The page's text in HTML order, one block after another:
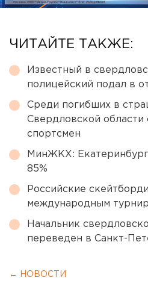
ЧИТАЙТЕ ТАКЖЕ:
Известный в
полицейский подал в
Среди погибших в
Свердловской области
спортсмен
МинЖКХ:
85%
Российские
международным
Начальник
переведен в Санкт-
← НОВОСТИ